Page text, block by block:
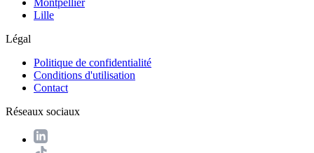
Lille
Légal
Politique de confidentialité
Conditions d'utilisation
Contact
Réseaux sociaux